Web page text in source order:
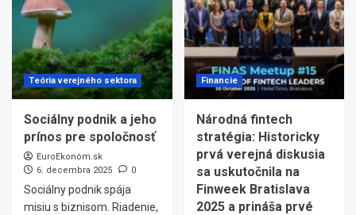
Teória verejného sektora
Sociálny podnik a jeho
prínos pre spoločnosť
EuroEkonóm.sk
6. decembra 2025
0
Sociálny podnik spája
misiu s biznisom. Riadenie,
Financie
Národná fintech
stratégia: Historicky
prvá verejná diskusia
sa uskutočnila na
Finweek Bratislava
2025 a prináša prvé